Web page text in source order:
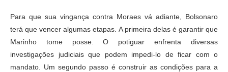
Para que sua vingança contra Moraes vá adiante, Bolsonaro
terá que vencer algumas etapas. A primeira delas é garantir que
Marinho tome posse. O potiguar enfrenta diversas
investigações judiciais que podem impedi-lo de ficar com o
mandato. Um segundo passo é construir as condições para a